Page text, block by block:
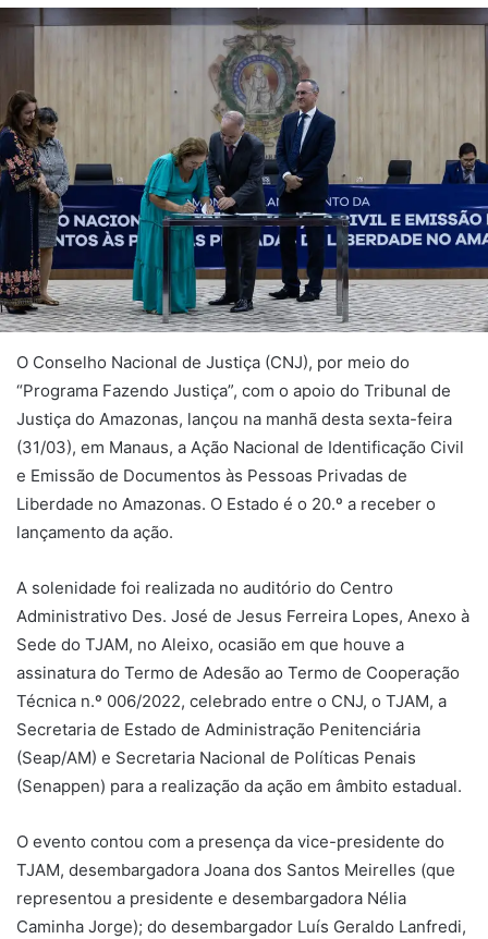
O Conselho Nacional de Justiça (CNJ), por meio do
“Programa Fazendo Justiça”, com o apoio do Tribunal de
Justiça do Amazonas, lançou na manhã desta sexta-feira
(31/03), em Manaus, a Ação Nacional de Identificação Civil
e Emissão de Documentos às Pessoas Privadas de
Liberdade no Amazonas. O Estado é o 20.º a receber o
lançamento da ação.
A solenidade foi realizada no auditório do Centro
Administrativo Des. José de Jesus Ferreira Lopes, Anexo à
Sede do TJAM, no Aleixo, ocasião em que houve a
assinatura do Termo de Adesão ao Termo de Cooperação
Técnica n.º 006/2022, celebrado entre o CNJ, o TJAM, a
Secretaria de Estado de Administração Penitenciária
(Seap/AM) e Secretaria Nacional de Políticas Penais
(Senappen) para a realização da ação em âmbito estadual.
O evento contou com a presença da vice-presidente do
TJAM, desembargadora Joana dos Santos Meirelles (que
representou a presidente e desembargadora Nélia
Caminha Jorge); do desembargador Luís Geraldo Lanfredi,